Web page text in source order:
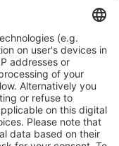
bezplatného
pro přihlášené